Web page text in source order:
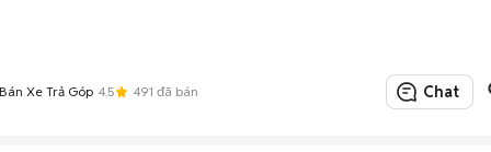
Xe Trả Góp 4.5 491 đã bán Chat